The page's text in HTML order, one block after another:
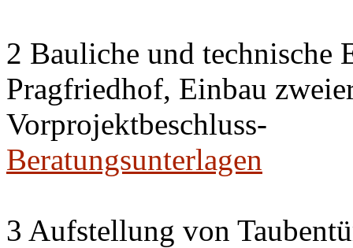
2 Bauliche und technische
Pragfriedhof, Einbau
Vorprojektbeschluss-
Beratungsunterlagen
3 Aufstellung von